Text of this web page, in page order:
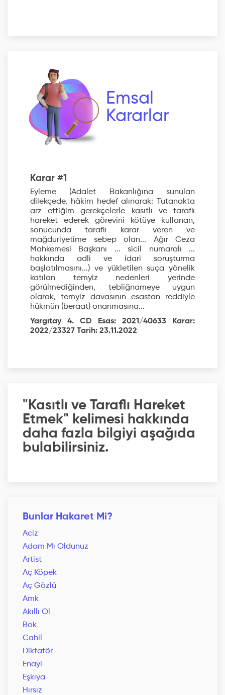
Emsal
Kararlar
Karar #1
Eyleme (Adalet Bakanlığına sunulan
dilekçede, hâkim hedef alınarak: Tutanakta
arz ettiğim gerekçelerle kasıtlı ve taraflı
hareket ederek görevini kötüye kullanan,
sonucunda taraflı karar veren ve
mağduriyetime sebep olan... Ağır Ceza
Mahkemesi Başkanı ... sicil numaralı ...
hakkında adli ve idari soruşturma
başlatılmasını...) ve yükletilen suça yönelik
katılan temyiz nedenleri yerinde
görülmediğinden, tebliğnameye uygun
olarak, temyiz davasının esastan reddiyle
hükmün (beraat) onanmasına...
Yargıtay 4. CD Esas: 2021/40633 Karar:
2022/23327 Tarih: 23.11.2022
"Kasıtlı ve Taraflı Hareket
Etmek" kelimesi hakkında
daha fazla bilgiyi aşağıda
bulabilirsiniz.
Bunlar Hakaret Mi?
Aciz
Adam Mı Oldunuz
Artist
Aç Köpek
Aç Gözlü
Amk
Akıllı Ol
Bok
Cahil
Diktatör
Enayi
Eşkıya
Hırsız